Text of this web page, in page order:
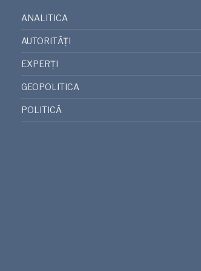
ANALITICA
AUTORITĂȚI
EXPERȚI
GEOPOLITICA
POLITICĂ